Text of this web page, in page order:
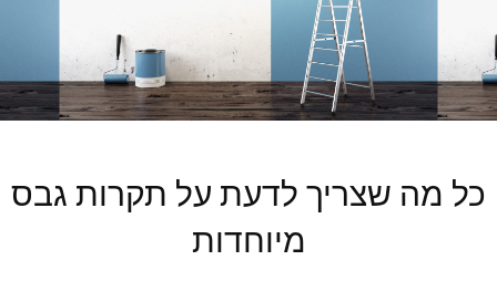
כל מה שצריך לדעת על תקרות גבס
מיוחדות